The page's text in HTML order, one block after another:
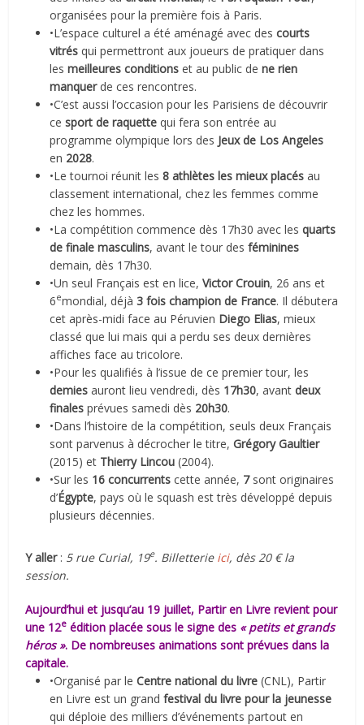
organisées pour la première fois à Paris.
•L’espace culturel a été aménagé avec descourts
vitrés qui permettront aux joueurs de pratiquer dans
lesmeilleures conditions et au public dene rien
manquerde ces rencontres.
•C’est aussi l’occasion pour les Parisiens de découvrir
cesport de raquette qui fera son entrée au
programme olympique lors des Jeux de Los Angeles
en 2028.
•Le tournoi réunit les 8 athlètes les mieux placés au
classement international, chez les femmes comme
chez les hommes.
•La compétition commence dès 17h30 avec lesquarts
de finale masculins, avant le tour des féminines
demain, dès 17h30.
•Un seul Français est en lice,Victor Crouin, 26 ans et
6emondial, déjà3 fois champion de France. Il débutera
cet après-midi face au Péruvien Diego Elias, mieux
classé que lui mais qui a perdu ses deux dernières
affiches face au tricolore.
•Pour les qualifiés à l’issue de ce premier tour, les
demiesauront lieu vendredi, dès 17h30, avantdeux
finales prévues samedi dès 20h30.
•Dans l’histoire de la compétition, seuls deux Français
sont parvenus à décrocher le titre,Grégory Gaultier
(2015) et Thierry Lincou (2004).
•Sur les 16 concurrentscette année, 7 sont originaires
d’Égypte, pays où le squash est très développé depuis
plusieurs décennies.
Y aller: 5 rue Curial, 19e. Billetterie ici, dès 20 € la
session.
Aujourd’hui et jusqu’au 19 juillet, Partir en Livre revient pour
une 12e édition placée sous le signe des « petits et grands
héros ». De nombreuses animations sont prévues dans la
capitale.
•Organisé par leCentre national du livre (CNL), Partir
en Livre est un grandfestival du livre pour la jeunesse
qui déploie des milliers d’événements partout en